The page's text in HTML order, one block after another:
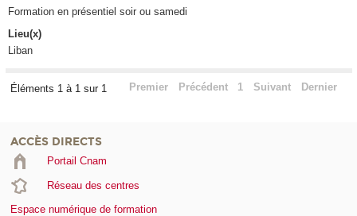
Formation en présentiel soir ou samedi
Lieu(x)
Liban
Éléments 1 à 1 sur 1 Premier Précédent 1 Suivant Dernier
ACCÈS DIRECTS
Portail Cnam
Réseau des centres
Espace numérique de formation